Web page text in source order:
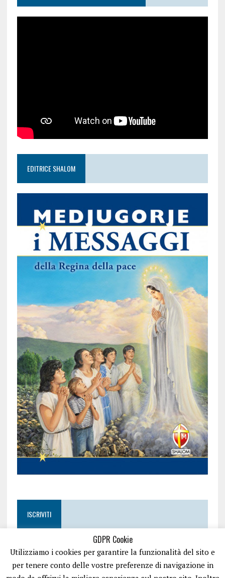
EDITRICE SHALOM
ISCRIVITI
GDPR Cookie
Utilizziamo i cookies per garantire la funzionalità del sito e
per tenere conto delle vostre preferenze di navigazione in